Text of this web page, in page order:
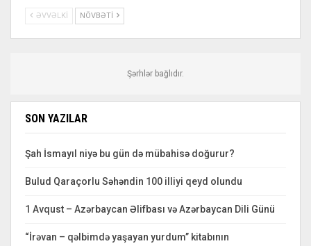
ƏVVƏLKI NÖVBƏTI
Şərhlər bağlıdır.
SON YAZILAR
Şah İsmayıl niyə bu gün də mübahisə doğurur?
Bulud Qaraçorlu Səhəndin 100 illiyi qeyd olundu
1 Avqust – Azərbaycan Əlifbası və Azərbaycan Dili Günü
“İrəvan – qəlbimdə yaşayan yurdum” kitabının